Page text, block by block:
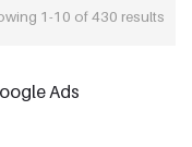
1-10 of 430 results
Ads